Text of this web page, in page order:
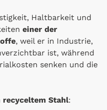
Haltbarkeit und
einer der
, weil er in Industrie,
ist, während
senken und die
recyceltem Stahl: